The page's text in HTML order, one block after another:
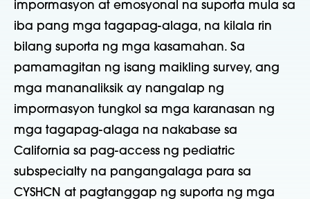
impormasyon at emosyonal na suporta mula sa
iba pang mga tagapag-alaga, na kilala rin
bilang suporta ng mga kasamahan. Sa
pamamagitan ng isang maikling survey, ang
mga mananaliksik ay nangalap ng
impormasyon tungkol sa mga karanasan ng
mga tagapag-alaga na nakabase sa
California sa pag-access ng pediatric
subspecialty na pangangalaga para sa
CYSHCN at pagtanggap ng suporta ng mga